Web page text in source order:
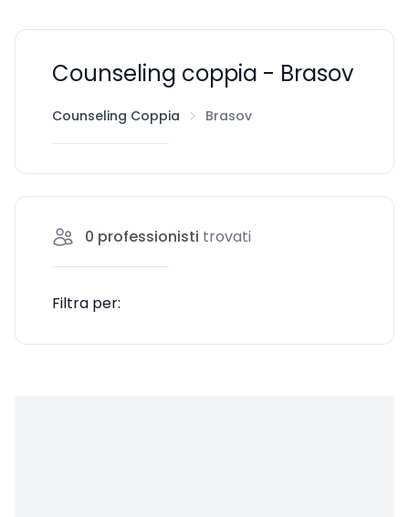
Counseling coppia - Brasov
Counseling Coppia Brasov
0 professionisti trovati
Filtra per: